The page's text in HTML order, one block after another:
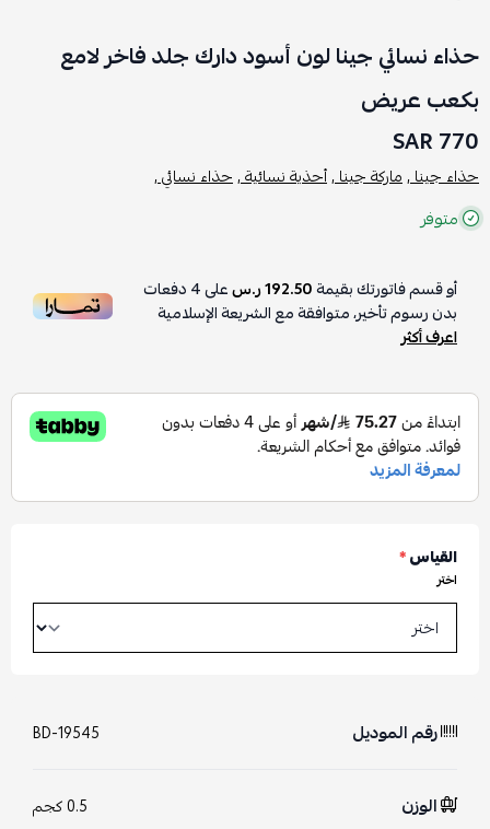
حذاء نسائي جينا لون أسود دارك جلد فاخر لامع
بكعب عريض
770 SAR
حذاء جينا ,ماركة جينا ,أحذية نسائية ,حذاء نسائي ,
متوفر
أو قسم فاتورتك بقيمة192.50 ر.س على4دفعات
بدون رسوم تأخير، متوافقة مع الشريعة الإسلامية
اعرف أكثر
القياس*
اختر
رقم الموديل BD-19545
الوزن 0.5 كجم